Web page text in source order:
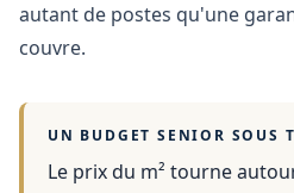
autant de postes qu'une
couvre.
UN BUDGET SENIOR SOUS
Le prix du m² tourne